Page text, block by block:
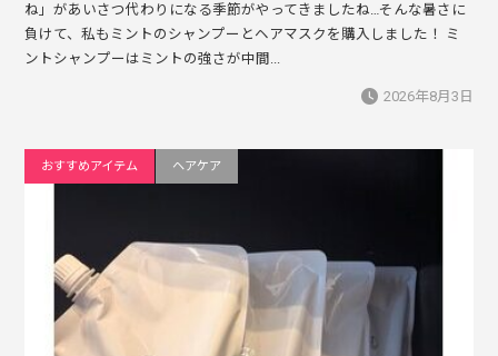
ね」があいさつ代わりになる季節がやってきましたね…そんな暑さに
負けて、私もミントのシャンプーとヘアマスクを購入しました！ ミ
ントシャンプーはミントの強さが中間...
2026年8月3日
おすすめアイテム ヘアケア